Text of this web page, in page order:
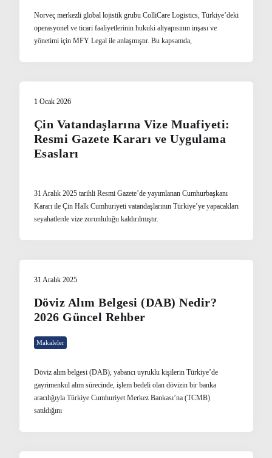
Norveç merkezli global lojistik grubu ColliCare Logistics, Türkiye’deki
operasyonel ve ticari faaliyetlerinin hukuki altyapısının inşası ve
yönetimi için MFY Legal ile anlaşmıştır. Bu kapsamda,
1 Ocak 2026
Çin Vatandaşlarına Vize Muafiyeti:
Resmi Gazete Kararı ve Uygulama
Esasları
31 Aralık 2025 tarihli Resmi Gazete’de yayımlanan Cumhurbaşkanı
Kararı ile Çin Halk Cumhuriyeti vatandaşlarının Türkiye’ye yapacakları
seyahatlerde vize zorunluluğu kaldırılmıştır.
31 Aralık 2025
Döviz Alım Belgesi (DAB) Nedir?
2026 Güncel Rehber
Makaleler
Döviz alım belgesi (DAB), yabancı uyruklu kişilerin Türkiye’de
gayrimenkul alım sürecinde, işlem bedeli olan dövizin bir banka
aracılığıyla Türkiye Cumhuriyet Merkez Bankası’na (TCMB)
satıldığını